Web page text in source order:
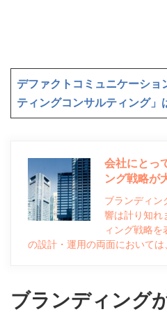
デファクトコミュニケーショ
ティングコンサルティング」
会社にとっ
ング戦略が
ブランディン
響は計り知れ
ィング戦略
の設計・運用の両面において
ブランディング